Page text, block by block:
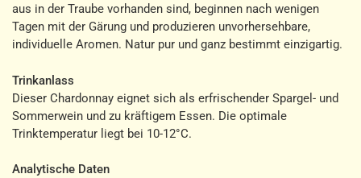
aus in der Traube vorhanden sind, beginnen nach wenigen
Tagen mit der Gärung und produzieren unvorhersehbare,
individuelle Aromen. Natur pur und ganz bestimmt einzigartig.
Trinkanlass
Dieser Chardonnay eignet sich als erfrischender Spargel- und
Sommerwein und zu kräftigem Essen. Die optimale
Trinktemperatur liegt bei 10-12°C.
Analytische Daten